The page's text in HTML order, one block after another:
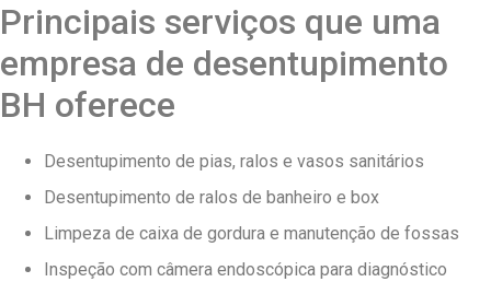
Principais serviços que uma
empresa de desentupimento
BH oferece
Desentupimento de pias, ralos e vasos sanitários
Desentupimento de ralos de banheiro e box
Limpeza de caixa de gordura e manutenção de fossas
Inspeção com câmera endoscópica para diagnóstico